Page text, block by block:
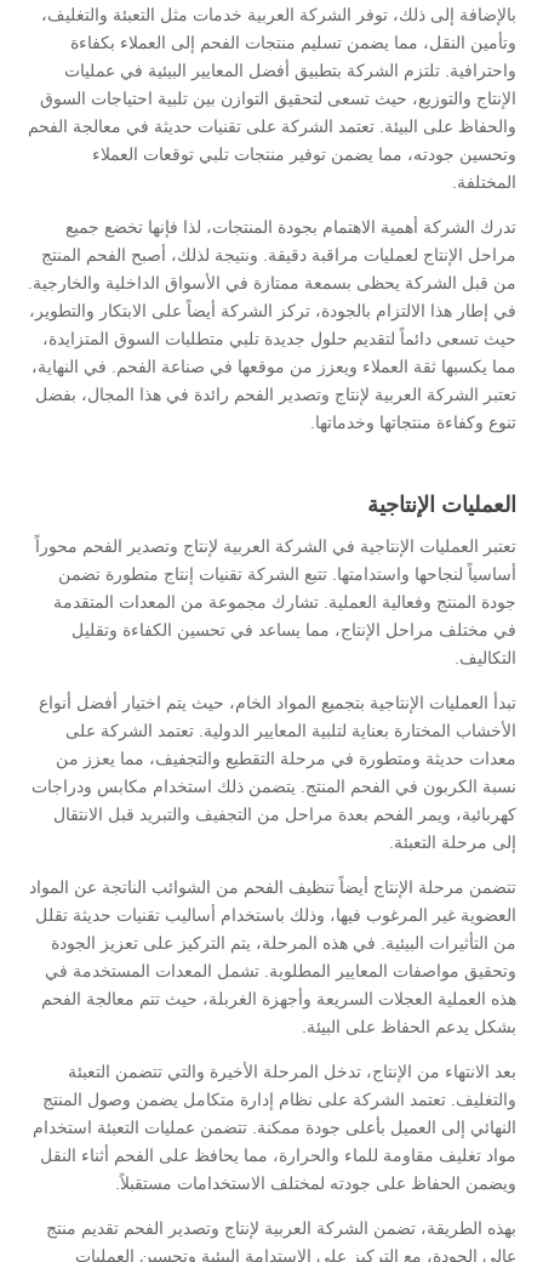
بالإضافة إلى ذلك، توفر الشركة العربية خدمات مثل التعبئة والتغليف،
وتأمين النقل، مما يضمن تسليم منتجات الفحم إلى العملاء بكفاءة
واحترافية. تلتزم الشركة بتطبيق أفضل المعايير البيئية في عمليات
الإنتاج والتوزيع، حيث تسعى لتحقيق التوازن بين تلبية احتياجات السوق
والحفاظ على البيئة. تعتمد الشركة على تقنيات حديثة في معالجة الفحم
وتحسين جودته، مما يضمن توفير منتجات تلبي توقعات العملاء
المختلفة.
تدرك الشركة أهمية الاهتمام بجودة المنتجات، لذا فإنها تخضع جميع
مراحل الإنتاج لعمليات مراقبة دقيقة. ونتيجة لذلك، أصبح الفحم المنتج
من قبل الشركة يحظى بسمعة ممتازة في الأسواق الداخلية والخارجية.
في إطار هذا الالتزام بالجودة، تركز الشركة أيضاً على الابتكار والتطوير،
حيث تسعى دائماً لتقديم حلول جديدة تلبي متطلبات السوق المتزايدة،
مما يكسبها ثقة العملاء ويعزز من موقعها في صناعة الفحم. في النهاية،
تعتبر الشركة العربية لإنتاج وتصدير الفحم رائدة في هذا المجال، بفضل
تنوع وكفاءة منتجاتها وخدماتها.
العمليات الإنتاجية
تعتبر العمليات الإنتاجية في الشركة العربية لإنتاج وتصدير الفحم محوراً
أساسياً لنجاحها واستدامتها. تتبع الشركة تقنيات إنتاج متطورة تضمن
جودة المنتج وفعالية العملية. تشارك مجموعة من المعدات المتقدمة
في مختلف مراحل الإنتاج، مما يساعد في تحسين الكفاءة وتقليل
التكاليف.
تبدأ العمليات الإنتاجية بتجميع المواد الخام، حيث يتم اختيار أفضل أنواع
الأخشاب المختارة بعناية لتلبية المعايير الدولية. تعتمد الشركة على
معدات حديثة ومتطورة في مرحلة التقطيع والتجفيف، مما يعزز من
نسبة الكربون في الفحم المنتج. يتضمن ذلك استخدام مكابس ودراجات
كهربائية، ويمر الفحم بعدة مراحل من التجفيف والتبريد قبل الانتقال
إلى مرحلة التعبئة.
تتضمن مرحلة الإنتاج أيضاً تنظيف الفحم من الشوائب الناتجة عن المواد
العضوية غير المرغوب فيها، وذلك باستخدام أساليب تقنيات حديثة تقلل
من التأثيرات البيئية. في هذه المرحلة، يتم التركيز على تعزيز الجودة
وتحقيق مواصفات المعايير المطلوبة. تشمل المعدات المستخدمة في
هذه العملية العجلات السريعة وأجهزة الغربلة، حيث تتم معالجة الفحم
بشكل يدعم الحفاظ على البيئة.
بعد الانتهاء من الإنتاج، تدخل المرحلة الأخيرة والتي تتضمن التعبئة
والتغليف. تعتمد الشركة على نظام إدارة متكامل يضمن وصول المنتج
النهائي إلى العميل بأعلى جودة ممكنة. تتضمن عمليات التعبئة استخدام
مواد تغليف مقاومة للماء والحرارة، مما يحافظ على الفحم أثناء النقل
ويضمن الحفاظ على جودته لمختلف الاستخدامات مستقبلاً.
بهذه الطريقة، تضمن الشركة العربية لإنتاج وتصدير الفحم تقديم منتج
عالي الجودة، مع التركيز على الاستدامة البيئية وتحسين العمليات